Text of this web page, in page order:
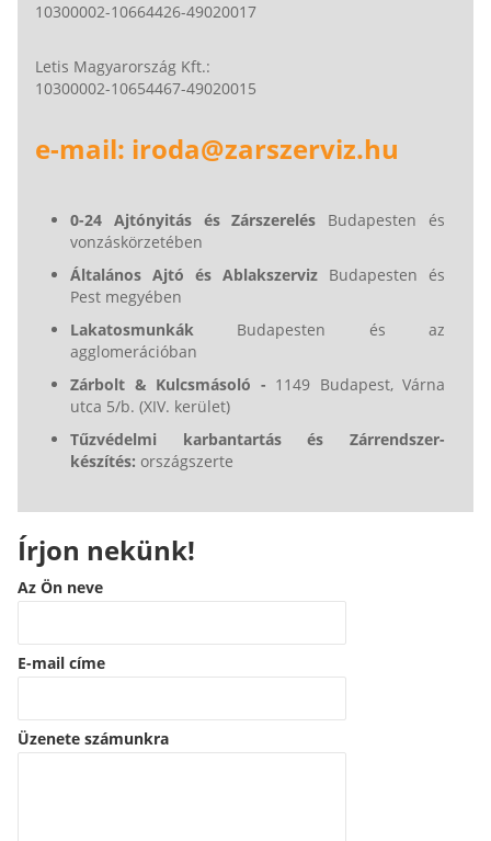
10300002-10664426-49020017
Letis Magyarország Kft.:
10300002-10654467-49020015
e-mail: iroda@zarszerviz.hu
0-24 Ajtónyitás és Zárszerelés Budapesten és
vonzáskörzetében
Általános Ajtó és Ablakszerviz Budapesten és
Pest megyében
Lakatosmunkák Budapesten és az
agglomerációban
Zárbolt & Kulcsmásoló - 1149 Budapest, Várna
utca 5/b. (XIV. kerület)
Tűzvédelmi karbantartás és Zárrendszer-
készítés: országszerte
Írjon nekünk!
Az Ön neve
E-mail címe
Üzenete számunkra